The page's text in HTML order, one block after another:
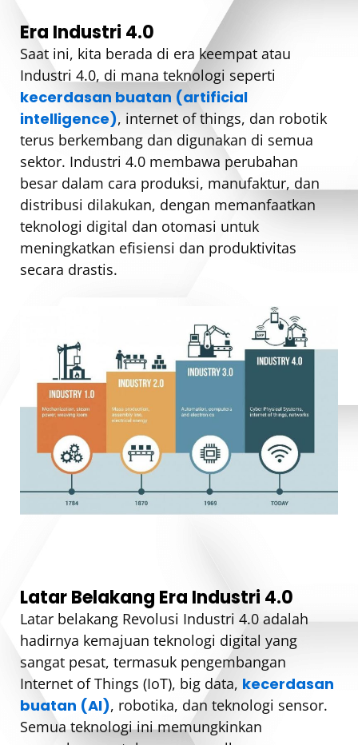
Era Industri 4.0
Saat ini, kita berada di era keempat atau
Industri 4.0, di mana teknologi seperti
kecerdasan buatan (artificial
intelligence), internet of things, dan robotik
terus berkembang dan digunakan di semua
sektor. Industri 4.0 membawa perubahan
besar dalam cara produksi, manufaktur, dan
distribusi dilakukan, dengan memanfaatkan
teknologi digital dan otomasi untuk
meningkatkan efisiensi dan produktivitas
secara drastis.
Latar Belakang Era Industri 4.0
Latar belakang Revolusi Industri 4.0 adalah
hadirnya kemajuan teknologi digital yang
sangat pesat, termasuk pengembangan
Internet of Things (IoT), big data, kecerdasan
buatan (AI), robotika, dan teknologi sensor.
Semua teknologi ini memungkinkan